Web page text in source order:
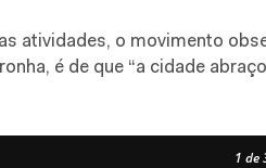
atividades, o movimento
é de que “a cidade
1 de